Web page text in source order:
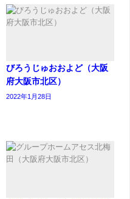
びろうじゅおおよど（大阪
府大阪市北区）
2022年1月28日